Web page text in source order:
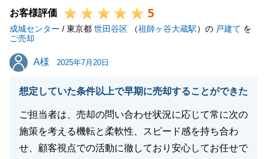
_また、機会がございましたら、宜しくお願い申し上
げます。
お客様評価 5
成城センター / 東京都 世田谷区 （祖師ヶ谷大蔵駅）の 戸建て を
ご売却
A様
A様 2025年7月20日
想定していた条件以上で早期に売却することができた
ご担当者は、売却の問い合わせ状況に応じて常に次の
施策を考える機転と柔軟性、スピード感を持ち合わ
せ、顧客視点での活動に徹しており安心してお任せで